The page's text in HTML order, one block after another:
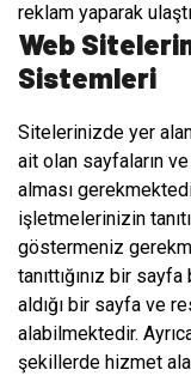
reklam yaparak
Web
Sistemleri
Sitelerinizde yer
ait olan sayfaların
alması
işletmelerinizin
göstermeniz
tanıttığınız bir
aldığı bir sayfa ve
alabilmektedir.
şekillerde hizmet